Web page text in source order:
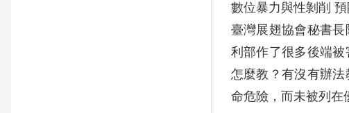
數位暴力與性剝削
臺灣展翅協會秘書
利部作了很多後端
怎麼教？有沒有辦
命危險，而未被列在